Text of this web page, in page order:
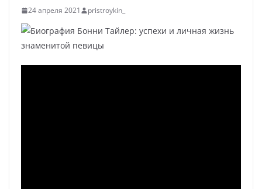
24 апреля 2021 pristroykin_